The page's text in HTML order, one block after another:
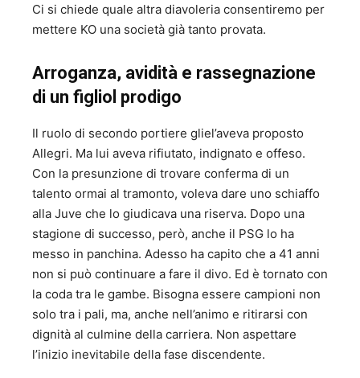
Ci si chiede quale altra diavoleria consentiremo per
mettere KO una società già tanto provata.
Arroganza, avidità e rassegnazione
di un figliol prodigo
Il ruolo di secondo portiere gliel’aveva proposto
Allegri. Ma lui aveva rifiutato, indignato e offeso.
Con la presunzione di trovare conferma di un
talento ormai al tramonto, voleva dare uno schiaffo
alla Juve che lo giudicava una riserva. Dopo una
stagione di successo, però, anche il PSG lo ha
messo in panchina. Adesso ha capito che a 41 anni
non si può continuare a fare il divo. Ed è tornato con
la coda tra le gambe. Bisogna essere campioni non
solo tra i pali, ma, anche nell’animo e ritirarsi con
dignità al culmine della carriera. Non aspettare
l’inizio inevitabile della fase discendente.